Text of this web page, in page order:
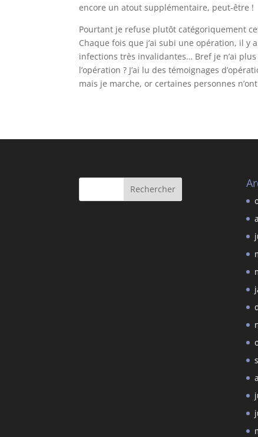
encore un atout supplémentaire, peut-être !
Pourtant je refuse plutôt catégoriquement
Chaque fois que j’ai subi une opération, il y
infections très invalidantes… Bref je n’ai
l’opération ? J’ai lu des témoignages
mais je marche, or certaines personnes